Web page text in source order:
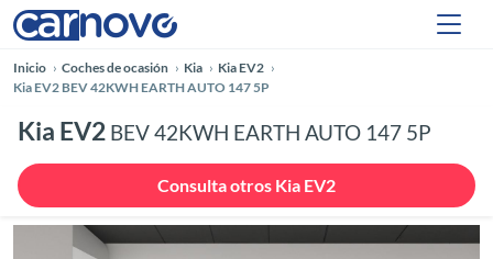
Inicio Coches de ocasión Kia
Kia EV2
Kia EV2 BEV 42KWH EARTH AUTO 147 5P
Kia EV2 BEV 42KWH EARTH AUTO 147 5P
Consulta otros Kia EV2